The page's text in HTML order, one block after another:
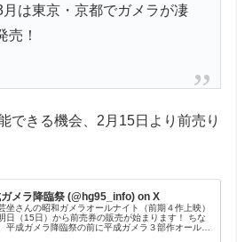
は東京・京都でガメラが凄
売！
できる機会、2月15日より前売り
メラ降臨祭 (@hg95_info) on X
坐さんの昭和ガメラオールナイト（前期４作上映）
日（15日）から前売券の販売が始まります！ ちな
平成ガメラ降臨祭の前に平成ガメラ３部作オールナ